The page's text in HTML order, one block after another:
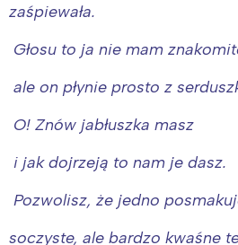
zaśpiewała.
Głosu to ja nie mam
ale on płynie prosto z
O! Znów jabłuszka masz
i jak dojrzeją to nam je dasz.
Pozwolisz, że jedno
soczyste, ale bardzo kwaśne